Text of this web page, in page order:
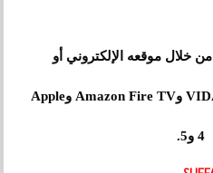
يمكنك الوصول إلى UEFA TV من خلال موقعه الإلكتروني أو
تطبيقه على أندرويد وiOS وVIDAA وAmazon Fire TV وApple